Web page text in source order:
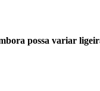
possa variar